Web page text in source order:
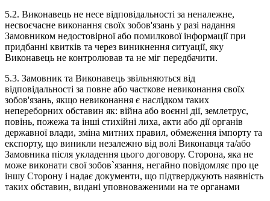
5.2. Виконавець не несе відповідальності за неналежне,
несвоєчасне виконання своїх зобов'язань у разі надання
Замовником недостовірної або помилкової інформації при
придбанні квитків та через виникнення ситуації, яку
Виконавець не контролював та не міг передбачити.
5.3. Замовник та Виконавець звільняються від
відповідальності за повне або часткове невиконання своїх
зобов'язань, якщо невиконання є наслідком таких
непереборних обставин як: війна або воєнні дії, землетрус,
повінь, пожежа та інші стихійні лиха, акти або дії органів
державної влади, зміна митних правил, обмеження імпорту та
експорту, що виникли незалежно від волі Виконавця та/або
Замовника після укладення цього договору. Сторона, яка не
може виконати свої зобов`язання, негайно повідомляє про це
іншу Сторону і надає документи, що підтверджують наявність
таких обставин, видані уповноваженими на те органами